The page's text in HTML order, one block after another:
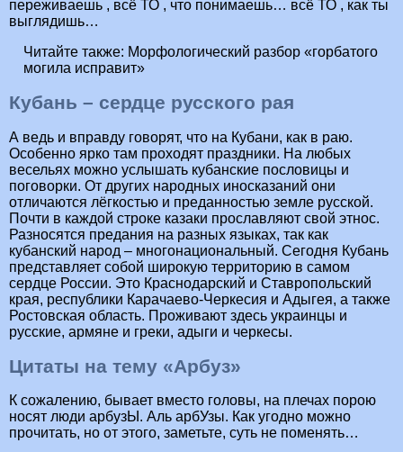
переживаешь , всё ТО , что понимаешь… всё ТО , как ты
выглядишь…
Читайте также: Морфологический разбор «горбатого
могила исправит»
Кубань – сердце русского рая
А ведь и вправду говорят, что на Кубани, как в раю.
Особенно ярко там проходят праздники. На любых
весельях можно услышать кубанские пословицы и
поговорки. От других народных иносказаний они
отличаются лёгкостью и преданностью земле русской.
Почти в каждой строке казаки прославляют свой этнос.
Разносятся предания на разных языках, так как
кубанский народ – многонациональный. Сегодня Кубань
представляет собой широкую территорию в самом
сердце России. Это Краснодарский и Ставропольский
края, республики Карачаево-Черкесия и Адыгея, а также
Ростовская область. Проживают здесь украинцы и
русские, армяне и греки, адыги и черкесы.
Цитаты на тему «Арбуз»
К сожалению, бывает вместо головы, на плечах порою
носят люди арбузЫ. Аль арбУзы. Как угодно можно
прочитать, но от этого, заметьте, суть не поменять…